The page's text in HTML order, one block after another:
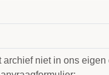
niet in ons